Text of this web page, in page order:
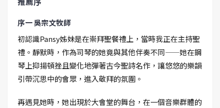
序一 吳宗文牧師
初認識Pansy姊妹是在崇拜聖餐禮上，當時我正在主持聖
禮。靜默時，作為司琴的她竟與其他伴奏不同——她在鋼
琴上抑揚頓挫且變化地彈著古今聖詩名作，讓悠悠的樂韻
引帶沉思中的會眾，進入敬拜的氛圍。
再遇見她時，她出現於大會堂的舞台，在一個音樂群體的